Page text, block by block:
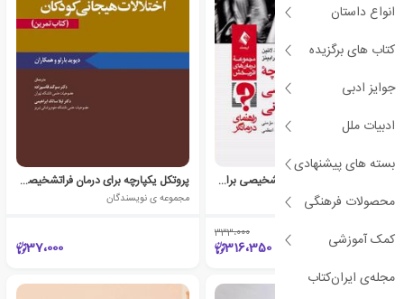
انواع داستان
کتاب های برگزیده
جوایز ادبی
ادبیات ملل
بسته های پیشنهادی
محصولات فرهنگی
کمک آموزشی
مجله‌ی ایران‌کتاب
پروتکل یکپارچه درمان فراتشخیصی برای اختلالات هیجانی
مجموعه ی نویسندگان
٪5 333،000
316،350
پروتکل یکپارچه برای درمان فراتشخیصی اختلالات هیجانی کودکان کتاب تمرین
مجموعه ی نویسندگان
37،000